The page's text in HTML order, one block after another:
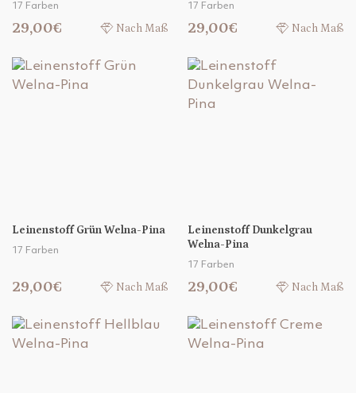
17 Farben
29,00€ Nach Maß
17 Farben
29,00€ Nach Maß
Leinenstoff Grün Welna-Pina
17 Farben
29,00€ Nach Maß
Leinenstoff Dunkelgrau
Welna-Pina
17 Farben
29,00€ Nach Maß